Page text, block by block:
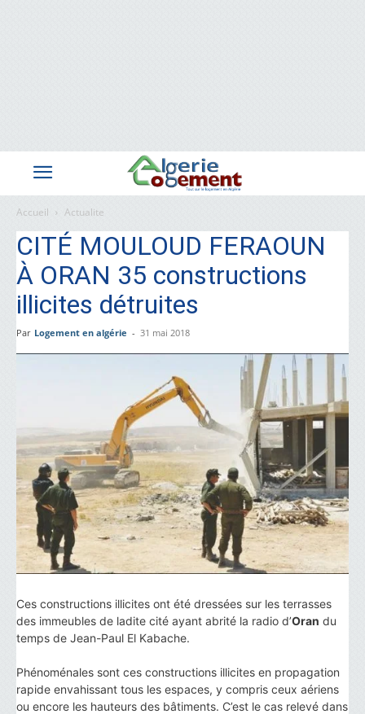
Accueil Actualite
CITÉ MOULOUD FERAOUN
À ORAN 35 constructions
illicites détruites
Par Logement en algérie - 31 mai 2018
Ces constructions illicites ont été dressées sur les terrasses
des immeubles de ladite cité ayant abrité la radio d’Oran du
temps de Jean-Paul El Kabache.
Phénoménales sont ces constructions illicites en propagation
rapide envahissant tous les espaces, y compris ceux aériens
ou encore les hauteurs des bâtiments. C’est le cas relevé dans